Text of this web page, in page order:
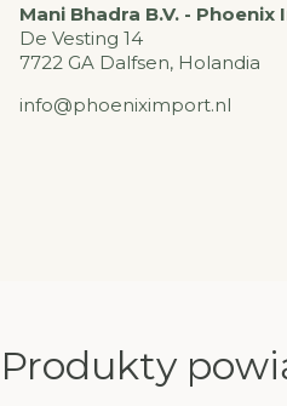
Mani Bhadra B.V. -
De Vesting 14
7722 GA Dalfsen, Holandia
info@phoeniximport.nl
Produkty